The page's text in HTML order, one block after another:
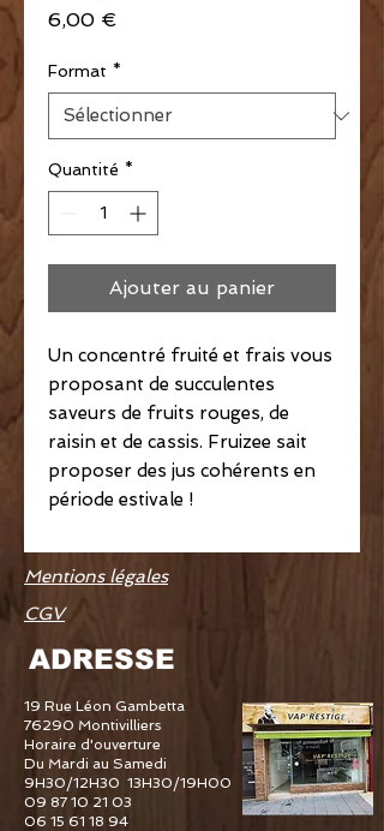
6,00 €
Format *
Quantité *
Ajouter au panier
Un concentré fruité et frais vous
proposant de succulentes
saveurs de fruits rouges, de
raisin et de cassis. Fruizee sait
proposer des jus cohérents en
période estivale !
Mentions légales
CGV
ADRESSE
19 Rue Léon Gambetta
76290 Montivilliers
Horaire d'ouverture
Du Mardi au Samedi
9H30/12H30 13H30/19H00
09 87 10 21 03
06 15 61 18 94